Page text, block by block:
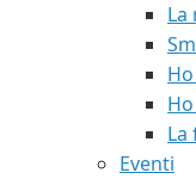
La
La
Eventi